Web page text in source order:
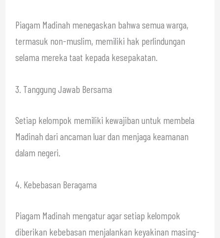
Piagam Madinah menegaskan bahwa semua warga,
termasuk non-muslim, memiliki hak perlindungan
selama mereka taat kepada kesepakatan.
3. Tanggung Jawab Bersama
Setiap kelompok memiliki kewajiban untuk membela
Madinah dari ancaman luar dan menjaga keamanan
dalam negeri.
4. Kebebasan Beragama
Piagam Madinah mengatur agar setiap kelompok
diberikan kebebasan menjalankan keyakinan masing-